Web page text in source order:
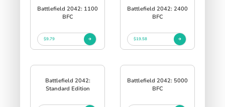
Battlefield 2042: 1100
BFC
$9.79
Battlefield 2042: 2400
BFC
$19.58
Battlefield 2042:
Standard Edition
Battlefield 2042: 5000
BFC